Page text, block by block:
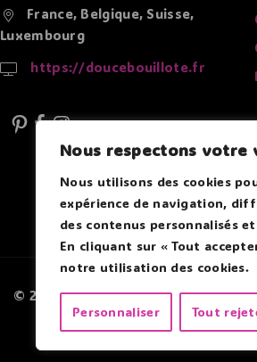
Nous respectons votre
Nous utilisons des cookies
expérience de navigation,
des contenus personnalisés
En cliquant sur « Tout
notre utilisation des cookies.
Personnaliser Tout
France, Belgique, Suisse,
Luxembourg
https://doucebouillote.fr
© 2026 Douce Bouillotte - Par